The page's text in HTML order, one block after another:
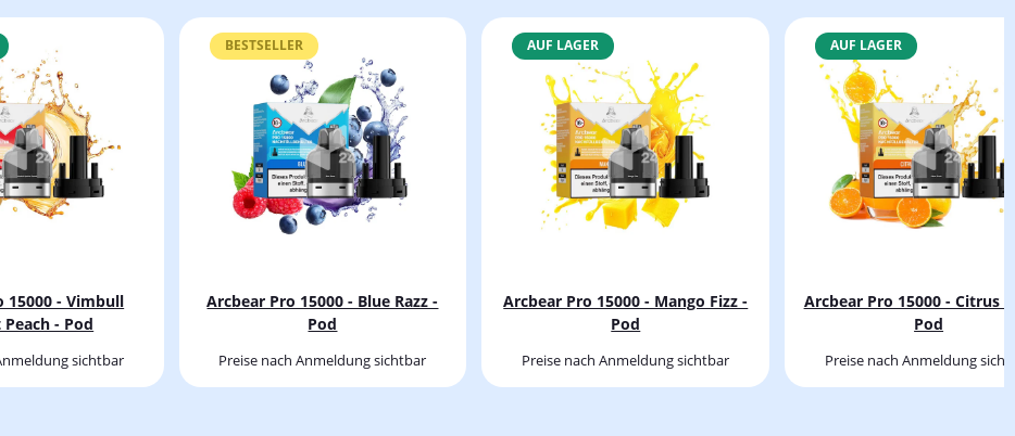
15000 - Vimbull
- Pod
sichtbar
BESTSELLER
Arcbear Pro 15000 - Blue Razz -
Pod
Preise nach Anmeldung sichtbar
AUF LAGER
Arcbear Pro 15000 - Mango Fizz -
Pod
Preise nach Anmeldung sichtbar
AUF LAGER
Arcbear Pro 15000 - Citrus
Pod
Preise nach Anmeldung